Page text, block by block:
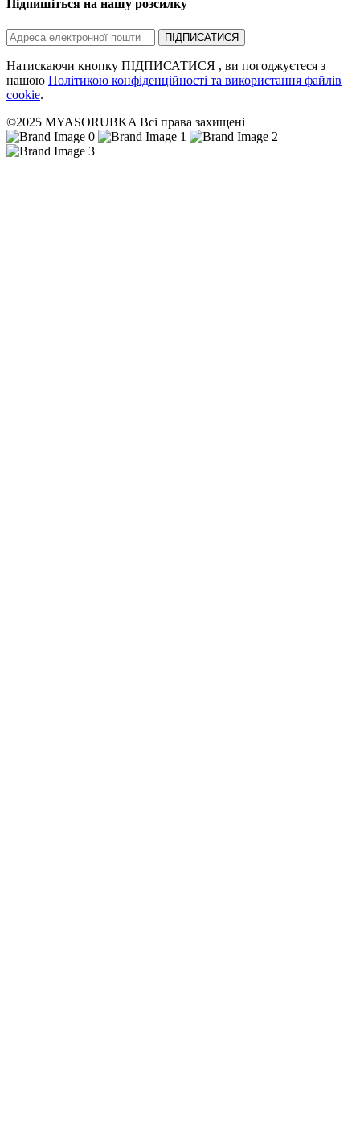
Підпишіться на нашу розсилку
ПІДПИСАТИСЯ
Натискаючи кнопку ПІДПИСАТИСЯ , ви погоджуєтеся з
нашою Політикою конфіденційності та використання файлів
cookie.
©2025 MYASORUBKA Всі права захищені